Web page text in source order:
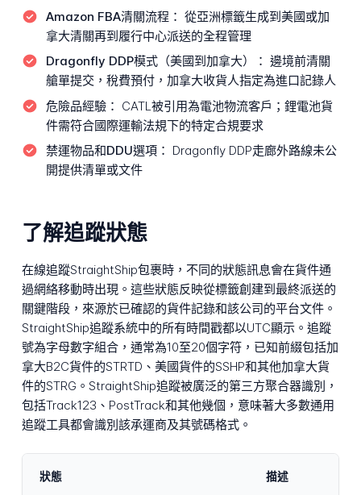
Amazon FBA清關流程： 從亞洲標籤生成到美國或加
拿大清關再到履行中心派送的全程管理
Dragonfly DDP模式（美國到加拿大）： 邊境前清關
艙單提交，稅費預付，加拿大收貨人指定為進口記錄人
危險品經驗： CATL被引用為電池物流客戶；鋰電池貨
件需符合國際運輸法規下的特定合規要求
禁運物品和DDU選項： Dragonfly DDP走廊外路線未公
開提供清單或文件
了解追蹤狀態
在線追蹤StraightShip包裹時，不同的狀態訊息會在貨件通
過網絡移動時出現。這些狀態反映從標籤創建到最終派送的
關鍵階段，來源於已確認的貨件記錄和該公司的平台文件。
StraightShip追蹤系統中的所有時間戳都以UTC顯示。追蹤
號為字母數字組合，通常為10至20個字符，已知前綴包括加
拿大B2C貨件的STRTD、美國貨件的SSHP和其他加拿大貨
件的STRG。StraightShip追蹤被廣泛的第三方聚合器識別，
包括Track123、PostTrack和其他幾個，意味著大多數通用
追蹤工具都會識別該承運商及其號碼格式。
狀態 描述